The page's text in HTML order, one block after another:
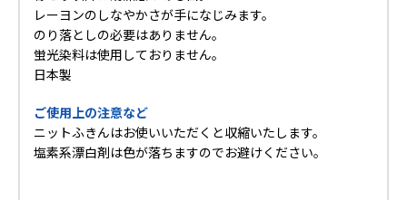
レーヨンのしなやかさが手になじみます。
のり落としの必要はありません。
蛍光染料は使用しておりません。
日本製
ご使用上の注意など
ニットふきんはお使いいただくと収縮いたします。
塩素系漂白剤は色が落ちますのでお避けください。